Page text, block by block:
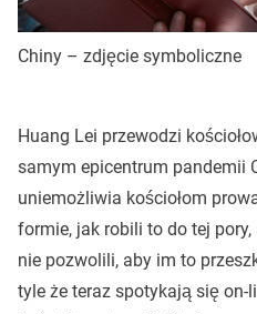
Chiny – zdjęcie symboliczne
Huang Lei przewodzi
samym epicentrum pandemii
uniemożliwia kościołom
formie, jak robili to do tej
nie pozwolili, aby im to
tyle że teraz spotykają się on-